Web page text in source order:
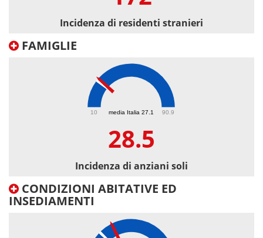
Incidenza di residenti stranieri
FAMIGLIE
media Italia 27.1
10 90.9
28.5
Incidenza di anziani soli
CONDIZIONI ABITATIVE ED
INSEDIAMENTI